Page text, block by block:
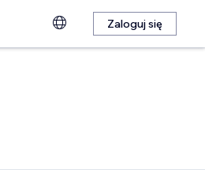
Zaloguj się